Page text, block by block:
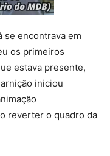
se encontrava em
os primeiros
estava presente,
iniciou
reverter o quadro da